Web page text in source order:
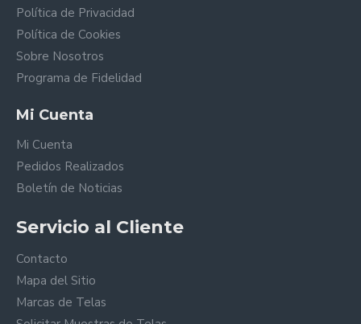
Política de Privacidad
Política de Cookies
Sobre Nosotros
Programa de Fidelidad
Mi Cuenta
Mi Cuenta
Pedidos Realizados
Boletín de Noticias
Servicio al Cliente
Contacto
Mapa del Sitio
Marcas de Telas